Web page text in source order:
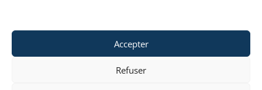
Accepter
Refuser
Copyright © 2022 Labelys . All rights reserved . ©